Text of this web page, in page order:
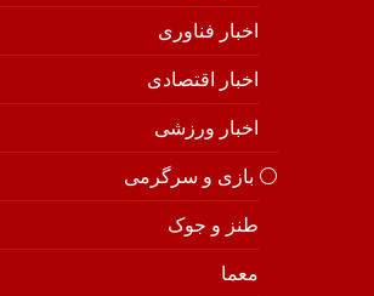
اخبار فناوری
اخبار اقتصادی
اخبار ورزشی
⚪️ بازی و سرگرمی
طنز و جوک
معما